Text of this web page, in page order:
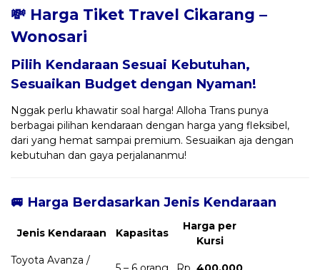
💸 Harga Tiket Travel Cikarang –
Wonosari
Pilih Kendaraan Sesuai Kebutuhan,
Sesuaikan Budget dengan Nyaman!
Nggak perlu khawatir soal harga! Alloha Trans punya
berbagai pilihan kendaraan dengan harga yang fleksibel,
dari yang hemat sampai premium. Sesuaikan aja dengan
kebutuhan dan gaya perjalananmu!
🚐 Harga Berdasarkan Jenis Kendaraan
Jenis Kendaraan Kapasitas
Harga per
Kursi
Toyota Avanza /